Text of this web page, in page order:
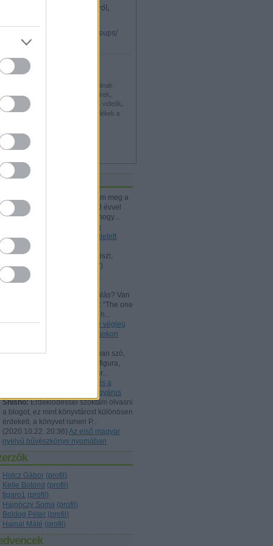
topikok
Nagymamámtól kaptam meg a
25 Kártyatrükköt, amit ő kb. 20 évvel
korábban vehetett. (Jó tudni, hogy...
A Rodolfo
bűvészdobozok - 110 éve született
Rodolfo
Kelle Botond:
@Omcsesz: Köszi,
javítottam.
2024.06.18. 10:17)
Beszámoló a bűvész Európa-
bajnokságról - FISM 2024
@Kelle Botond: És, csalás? Van
tudományos magyarázat erre: "The one
he bent with me peering over h...
(2021.07.25. 19:15
Uri Geller végleg
"megtért": bűvészkongresszusokon
Shisho:Szerintem itt is arról van szó,
hogy egy ennyire kidolgozott figura,
brand esetén fontos, hogy már...
Rodolfo és a
Dunából kimentett kínai gyöngyárus
Shisho:Érdeklődéssel szoktam olvasni
a blogot, ez mint könyvtárost különösen
érdekelt, a könyvet ismeri P...
(2020.10.22. 20:36) Az első magyar
nyelvű bűvészkönyv nyomában
Holcz Gábor (profil )
Kelle Botond (profil )
figaro1 (profil )
Hajnóczy Soma (profil )
Boldog Péter (profil )
Hajnal Máté (profil )